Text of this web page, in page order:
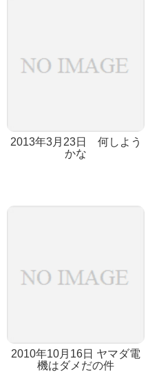
2013年3月23日 何しよう
かな
2010年10月16日 ヤマダ電
機はダメだの件